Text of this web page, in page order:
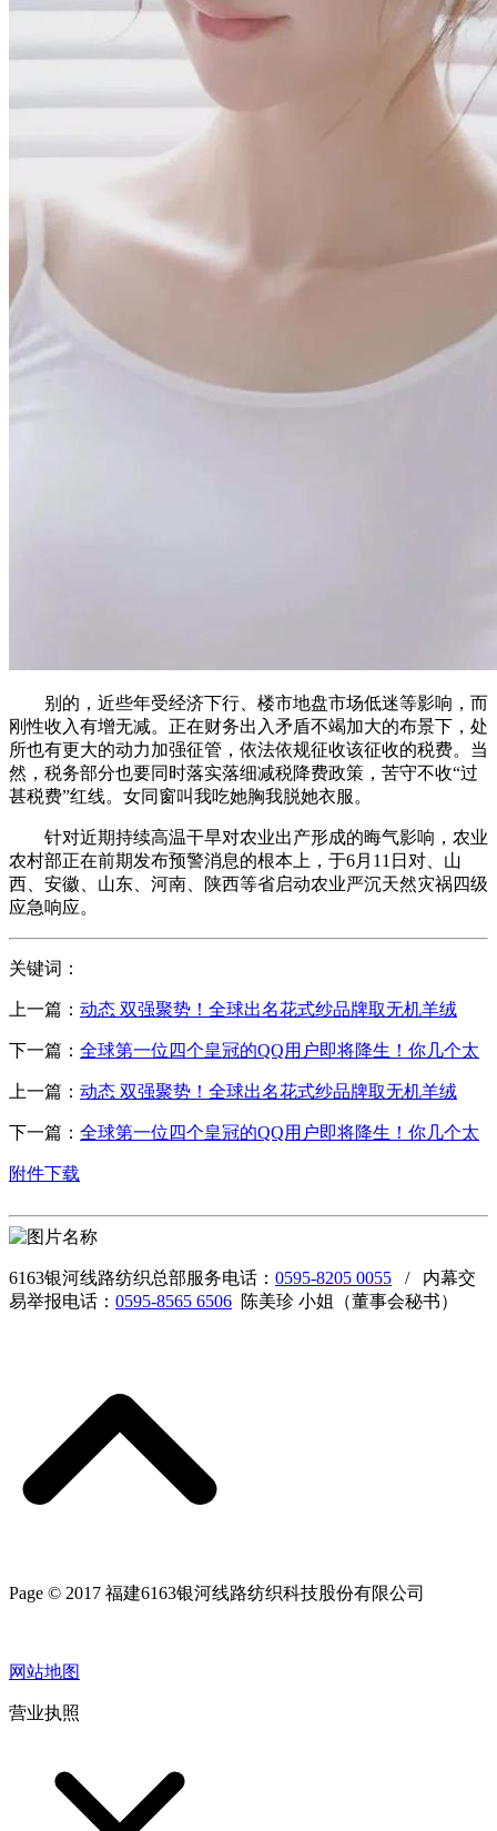
别的，近些年受经济下行、楼市地盘市场低迷等影响，而
刚性收入有增无减。正在财务出入矛盾不竭加大的布景下，处
所也有更大的动力加强征管，依法依规征收该征收的税费。当
然，税务部分也要同时落实落细减税降费政策，苦守不收“过
甚税费”红线。女同窗叫我吃她胸我脱她衣服。
针对近期持续高温干旱对农业出产形成的晦气影响，农业
农村部正在前期发布预警消息的根本上，于6月11日对、山
西、安徽、山东、河南、陕西等省启动农业严沉天然灾祸四级
应急响应。
关键词：
上一篇： 动态 双强聚势！全球出名花式纱品牌取无机羊绒
下一篇： 全球第一位四个皇冠的QQ用户即将降生！你几个太
上一篇： 动态 双强聚势！全球出名花式纱品牌取无机羊绒
下一篇： 全球第一位四个皇冠的QQ用户即将降生！你几个太
附件下载
6163银河线路纺织总部服务电话： 0595-8205 0055 / 内幕交
易举报电话： 0595-8565 6506 陈美珍 小姐（董事会秘书）
Page © 2017 福建6163银河线路纺织科技股份有限公司
网站地图
营业执照